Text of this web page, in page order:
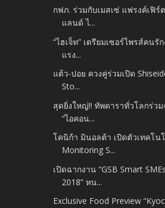
กฟภ. ร่วมกับเมสเซ่ แฟรงค์เฟิร์
แลนด์ ไ...
“ไฮเจ็ท” เตรียมเซอร์ไพรส์คน
แรง...
แต้ว-ปอย ควงคู่ร่วมเปิด
Sto...
สุดยิ่งใหญ่!! ทัพดาราทั่วโลกร่ว
“ไอคอน...
โคนิก้า มินอลต้า เปิดตัวเทคโน
Monitoring S...
เปิดฉากงาน “GSB Smart
2018” หน...
Exclusive Food Preview